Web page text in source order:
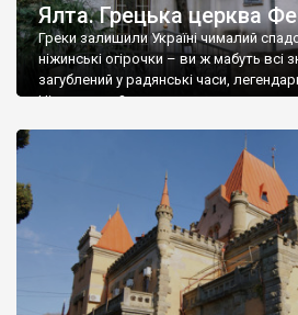
Ялта. Грецька церква
Греки залишили Україні чималий
ніжинські огірочки – ви ж мабуть всі
загублений у радянські часи,
Ніжин греки?